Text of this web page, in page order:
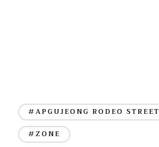
#APGUJEONG RODEO STREET
#ZONE